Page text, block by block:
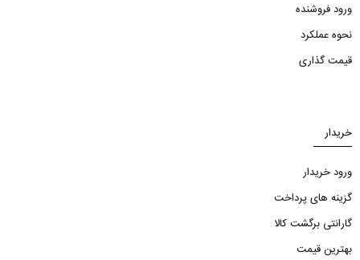
ورود فروشنده
نحوه عملکرد
قیمت گذاری
خریدار
ورود خریدار
گزینه های پرداخت
گارانتی برگشت کالا
بهترین قیمت